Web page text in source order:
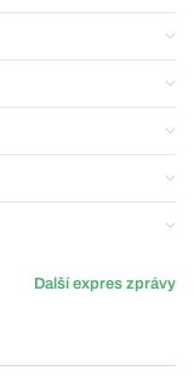
Další expres zprávy